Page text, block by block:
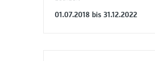
01.07.2018 bis 31.12.2022